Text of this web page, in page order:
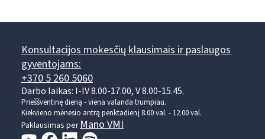
Konsultacijos mokesčių klausimais ir paslaugos
gyventojams:
+370 5 260 5060
Darbo laikas: I-IV 8.00-17.00, V 8.00-15.45.
Prieššventinę dieną - viena valanda trumpiau.
Kiekvieno mėnesio antrą penktadienį 8.00 val. - 12.00 val.
Paklausimas per Mano VMI